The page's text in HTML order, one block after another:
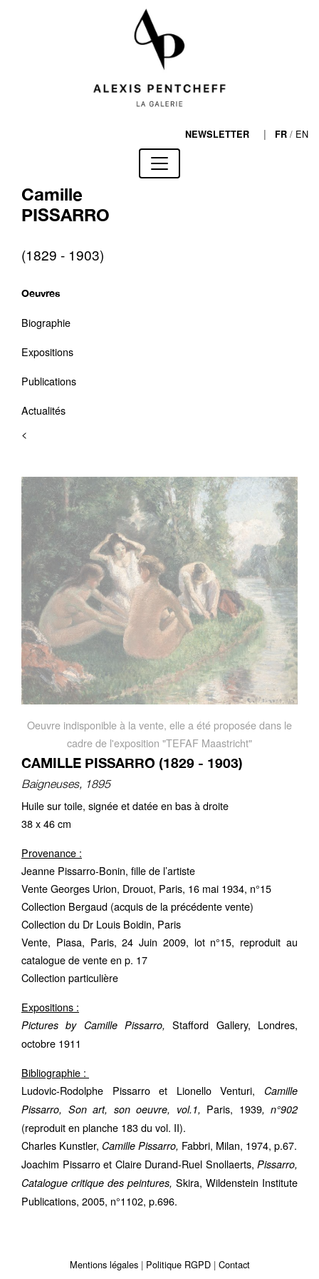
NEWSLETTER | FR / EN
Camille
PISSARRO
(1829 - 1903)
Oeuvres
Biographie
Expositions
Publications
Actualités
<
Oeuvre indisponible à la vente, elle a été proposée dans le
cadre de l'exposition "TEFAF Maastricht"
CAMILLE PISSARRO (1829 - 1903)
Baigneuses, 1895
Huile sur toile, signée et datée en bas à droite
38 x 46 cm
Provenance :
Jeanne Pissarro-Bonin, fille de l’artiste
Vente Georges Urion, Drouot, Paris, 16 mai 1934, n°15
Collection Bergaud (acquis de la précédente vente)
Collection du Dr Louis Boidin, Paris
Vente, Piasa, Paris, 24 Juin 2009, lot n°15, reproduit au
catalogue de vente en p. 17
Collection particulière
Expositions :
Pictures by Camille Pissarro,Stafford Gallery, Londres,
octobre 1911
Bibliographie :
Ludovic-Rodolphe Pissarro et Lionello Venturi, Camille
Pissarro, Son art, son oeuvre, vol.1, Paris, 1939, n°902
(reproduit en planche 183 du vol. II).
Charles Kunstler, Camille Pissarro, Fabbri, Milan, 1974, p.67.
Joachim Pissarro et Claire Durand-Ruel Snollaerts, Pissarro,
Catalogue critique des peintures, Skira, Wildenstein Institute
Publications, 2005, n°1102, p.696.
Mentions légales Politique RGPD Contact